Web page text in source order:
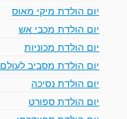
יום הולדת מיקי מאוס
יום הולדת מכבי אש
יום הולדת מכוניות
יום הולדת מסביב לעולם
יום הולדת נסיכה
יום הולדת ספורט